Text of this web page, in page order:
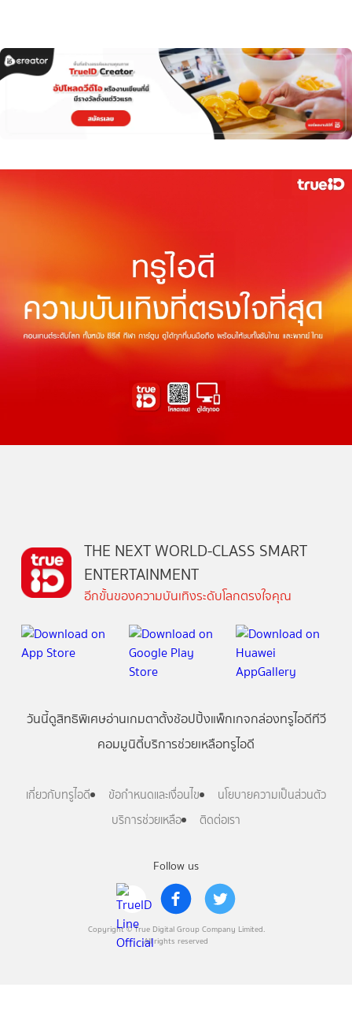
Follow us
Copyright © True Digital Group Company Limited.
All rights reserved
THE NEXT WORLD-CLASS SMART
ENTERTAINMENT
อีกขั้นของความบันเทิงระดับโลกตรงใจคุณ
วันนี้ดูสิทธิพิเศษอ่านเกมตาตั้งช้อปปิ้งแพ็กเกจกล่องทรูไอดีทีวี
คอมมูนิตี้บริการช่วยเหลือทรูไอดี
เกี่ยวกับทรูไอดี ข้อกำหนดและเงื่อนไข
นโยบายความเป็นส่วนตัว
บริการช่วยเหลือ
ติดต่อเรา